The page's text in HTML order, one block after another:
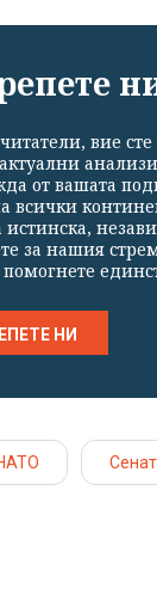
вие
от вашата
всички
истинска,
за нашия
НИ
Сенат